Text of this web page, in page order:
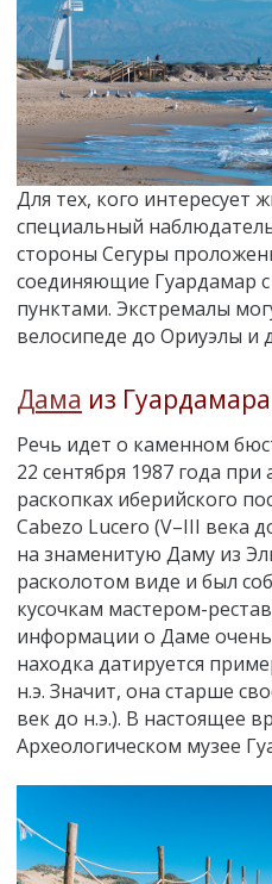
Для тех, кого интересует
специальный
стороны Сегуры
соединяющие Гуардамар
пунктами. Экстремалы
велосипеде до Ориуэлы и
Дама из Гуардамара
Речь идет о каменном
22 сентября 1987 года при
раскопках иберийского
Cabezo Lucero (V–III века
на знаменитую Даму из
расколотом виде и был
кусочкам мастером-
информации о Даме очень
находка датируется
н.э. Значит, она старше
век до н.э.). В настоящее
Археологическом музее